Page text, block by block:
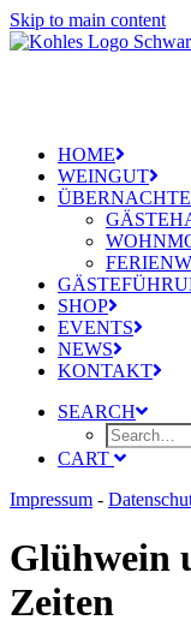
Skip to main content
HOME
WEINGUT
SHOP
EVENTS
NEWS
KONTAKT
SEARCH
CART
Impressum -
Glühwein
Zeiten